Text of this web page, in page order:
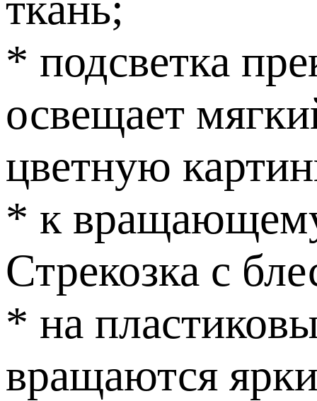
* подсветка
освещает
цветную
* к
Стрекозка с
* на
вращаются